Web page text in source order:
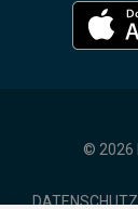
© 2026